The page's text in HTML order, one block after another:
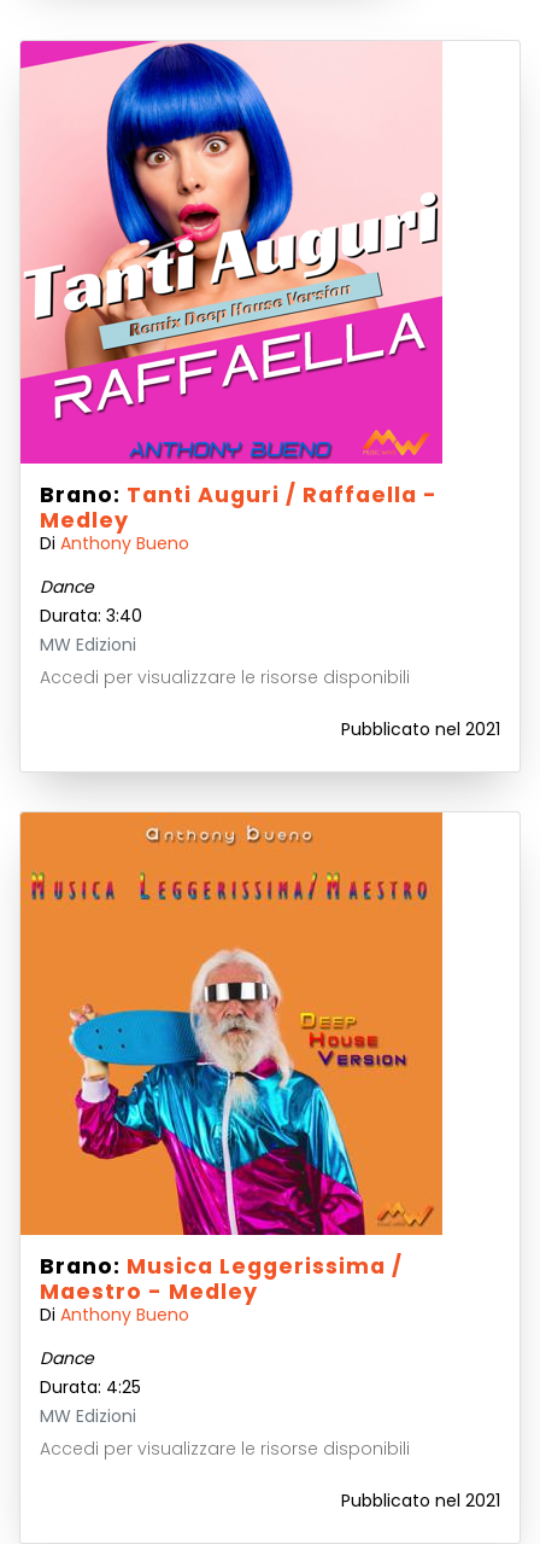
Brano: Tanti Auguri / Raffaella -
Medley
Di Anthony Bueno
Dance
Durata: 3:40
MW Edizioni
Accedi per visualizzare le risorse disponibili
Pubblicato nel 2021
Brano: Musica Leggerissima /
Maestro - Medley
Di Anthony Bueno
Dance
Durata: 4:25
MW Edizioni
Accedi per visualizzare le risorse disponibili
Pubblicato nel 2021